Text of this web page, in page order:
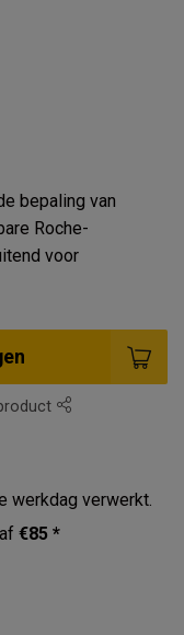
bepaling van
Roche-
voor
werkdag verwerkt.
€85 *